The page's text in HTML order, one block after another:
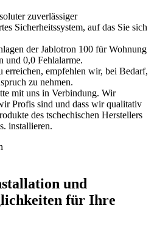
zuverlässiger
Sicherheitssystem, auf das Sie sich
der Jablotron 100 für Wohnung
und 0,0 Fehlalarme.
erreichen, empfehlen wir, bei Bedarf,
zu nehmen.
mit uns in Verbindung. Wir
Profis sind und dass wir qualitativ
des tschechischen Herstellers
installieren.
und
für Ihre